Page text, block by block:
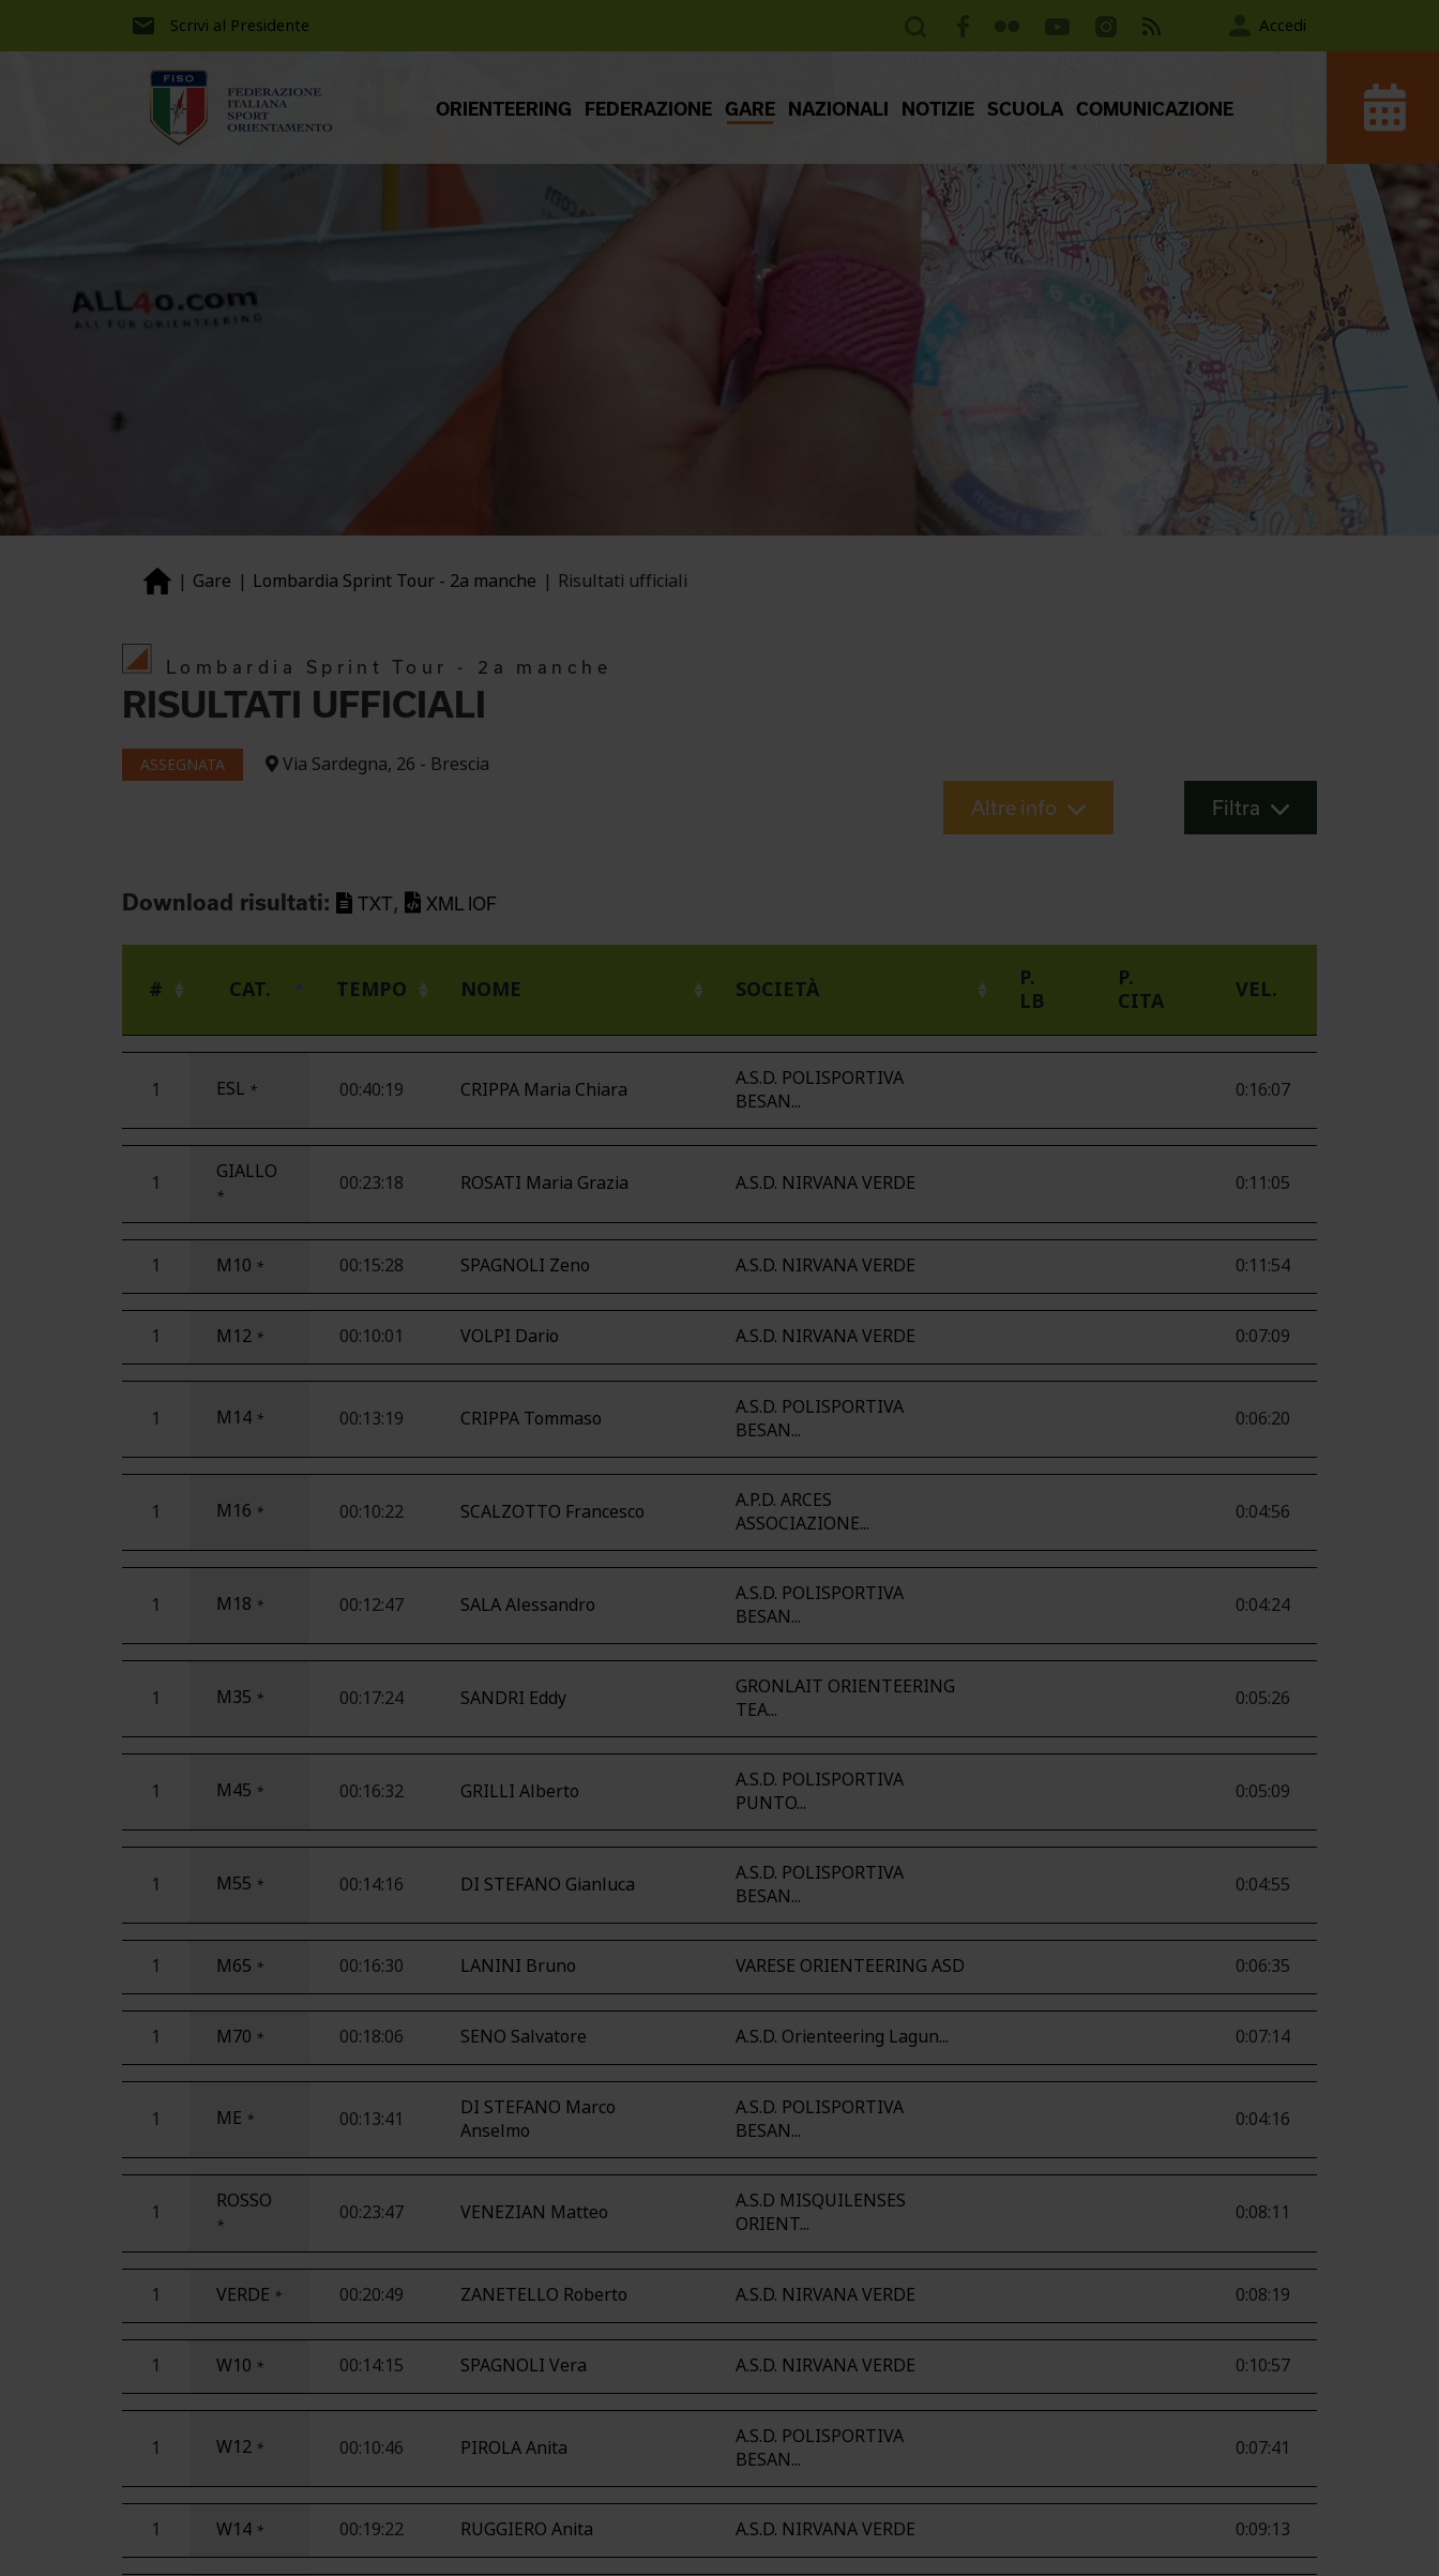
Scrivi al Presidente Accedi
ORIENTEERING FEDERAZIONE GARE NAZIONALI NOTIZIE SCUOLA COMUNICAZIONE
Gare Lombardia Sprint Tour - 2a manche Risultati ufficiali
Lombardia Sprint Tour - 2a manche
RISULTATI UFFICIALI
ASSEGNATA Via Sardegna, 26 - Brescia
Altre info Filtra
Download risultati: TXT, XML IOF
# CAT. TEMPO NOME SOCIETÀ
P.
LB
P.
CITA
VEL.
1 ESL * 00:40:19 CRIPPA Maria Chiara
A.S.D. POLISPORTIVA
BESAN...
0:16:07
1 GIALLO
*
00:23:18 ROSATI Maria Grazia A.S.D. NIRVANA VERDE 0:11:05
1 M10 * 00:15:28 SPAGNOLI Zeno A.S.D. NIRVANA VERDE 0:11:54
1 M12 * 00:10:01 VOLPI Dario A.S.D. NIRVANA VERDE 0:07:09
1 M14 * 00:13:19 CRIPPA Tommaso
A.S.D. POLISPORTIVA
BESAN...
0:06:20
1 M16 * 00:10:22 SCALZOTTO Francesco
A.P.D. ARCES
ASSOCIAZIONE...
0:04:56
1 M18 * 00:12:47 SALA Alessandro
A.S.D. POLISPORTIVA
BESAN...
0:04:24
1 M35 * 00:17:24 SANDRI Eddy
GRONLAIT ORIENTEERING
TEA...
0:05:26
1 M45 * 00:16:32 GRILLI Alberto
A.S.D. POLISPORTIVA
PUNTO...
0:05:09
1 M55 * 00:14:16 DI STEFANO Gianluca
A.S.D. POLISPORTIVA
BESAN...
0:04:55
1 M65 * 00:16:30 LANINI Bruno VARESE ORIENTEERING ASD 0:06:35
1 M70 * 00:18:06 SENO Salvatore A.S.D. Orienteering Lagun... 0:07:14
1 ME * 00:13:41
DI STEFANO Marco
Anselmo
A.S.D. POLISPORTIVA
BESAN...
0:04:16
1 ROSSO
*
00:23:47 VENEZIAN Matteo
A.S.D MISQUILENSES
ORIENT...
0:08:11
1 VERDE * 00:20:49 ZANETELLO Roberto A.S.D. NIRVANA VERDE 0:08:19
1 W10 * 00:14:15 SPAGNOLI Vera A.S.D. NIRVANA VERDE 0:10:57
1 W12 * 00:10:46 PIROLA Anita
A.S.D. POLISPORTIVA
BESAN...
0:07:41
1 W14 * 00:19:22 RUGGIERO Anita A.S.D. NIRVANA VERDE 0:09:13